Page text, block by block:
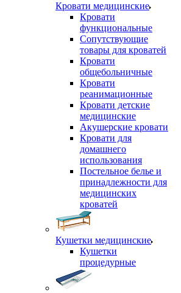
Кровати медицинские
Кровати
функциональные
Сопутствующие
товары для кроватей
Кровати
общебольничные
Кровати
реанимационные
Кровати детские
медицинские
Акушерские кровати
Кровати для
домашнего
использования
Постельное белье и
принадлежности для
медицинских
кроватей
Кушетки медицинские
Кушетки
процедурные